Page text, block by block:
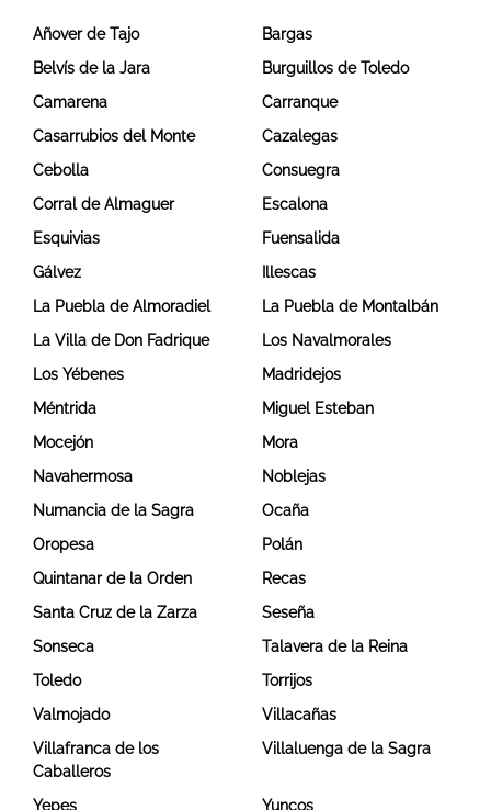
Añover de Tajo
Bargas
Belvís de la Jara
Burguillos de Toledo
Camarena
Carranque
Casarrubios del Monte
Cazalegas
Cebolla
Consuegra
Corral de Almaguer
Escalona
Esquivias
Fuensalida
Gálvez
Illescas
La Puebla de Almoradiel
La Puebla de Montalbán
La Villa de Don Fadrique
Los Navalmorales
Los Yébenes
Madridejos
Méntrida
Miguel Esteban
Mocejón
Mora
Navahermosa
Noblejas
Numancia de la Sagra
Ocaña
Oropesa
Polán
Quintanar de la Orden
Recas
Santa Cruz de la Zarza
Seseña
Sonseca
Talavera de la Reina
Toledo
Torrijos
Valmojado
Villacañas
Villafranca de los
Caballeros
Villaluenga de la Sagra
Yepes Yuncos